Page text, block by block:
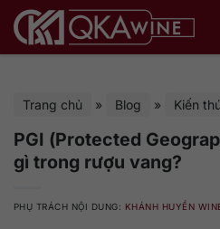
qua
Trang chủ » Blog » Kiến
PGI (Protected
gì trong rượu vang?
PHỤ TRÁCH NỘI DUNG: KHÁNH HUYỀN